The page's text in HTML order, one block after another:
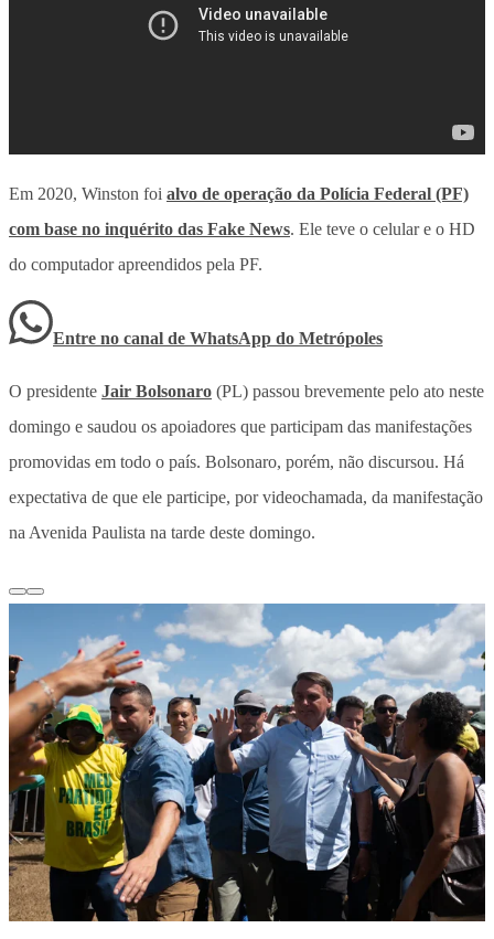
Em 2020, Winston foi alvo de operação da Polícia Federal (PF)
com base no inquérito das Fake News. Ele teve o celular e o HD
do computador apreendidos pela PF.
Entre no canal de WhatsApp do Metrópoles
O presidente Jair Bolsonaro (PL) passou brevemente pelo ato neste
domingo e saudou os apoiadores que participam das manifestações
promovidas em todo o país. Bolsonaro, porém, não discursou. Há
expectativa de que ele participe, por videochamada, da manifestação
na Avenida Paulista na tarde deste domingo.